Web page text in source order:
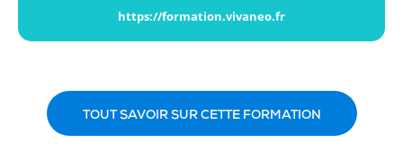
https://formation.vivaneo.fr
TOUT SAVOIR SUR CETTE FORMATION